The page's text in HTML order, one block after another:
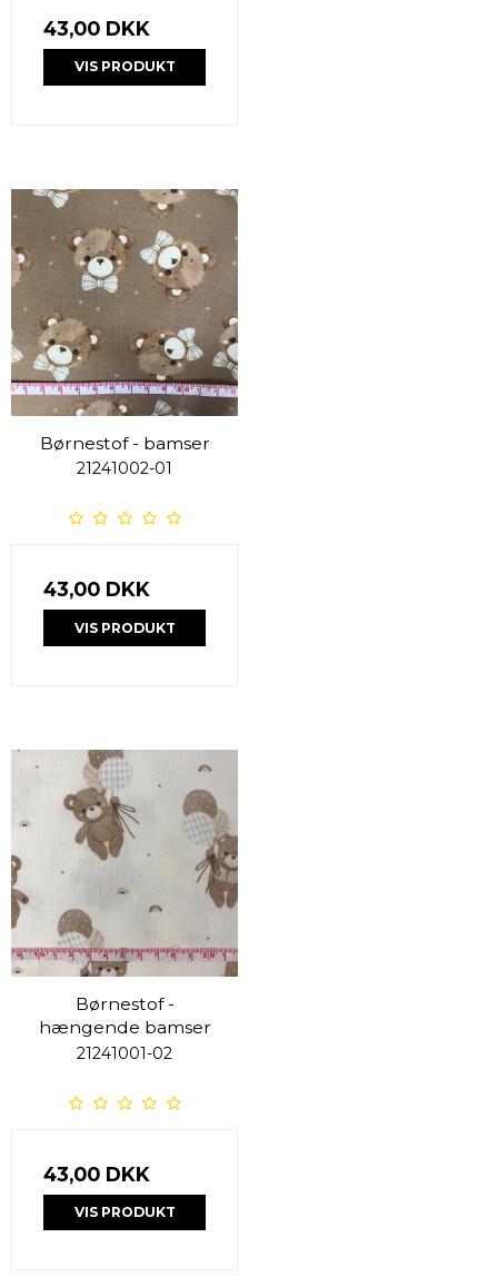
43,00 DKK
VIS PRODUKT
Børnestof - bamser
21241002-01
43,00 DKK
VIS PRODUKT
Børnestof -
hængende bamser
21241001-02
43,00 DKK
VIS PRODUKT